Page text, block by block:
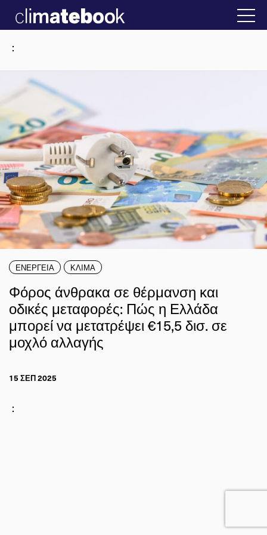
Ελλάδα 22 ΙΑΝ 2026 2025 Η άβολη
:
ΕΝΕΡΓΕΙΑ ΚΛΙΜΑ
Φόρος άνθρακα σε θέρμανση και
οδικές μεταφορές: Πώς η Ελλάδα
μπορεί να μετατρέψει €15,5 δισ. σε
μοχλό αλλαγής
15 ΣΕΠ 2025
: